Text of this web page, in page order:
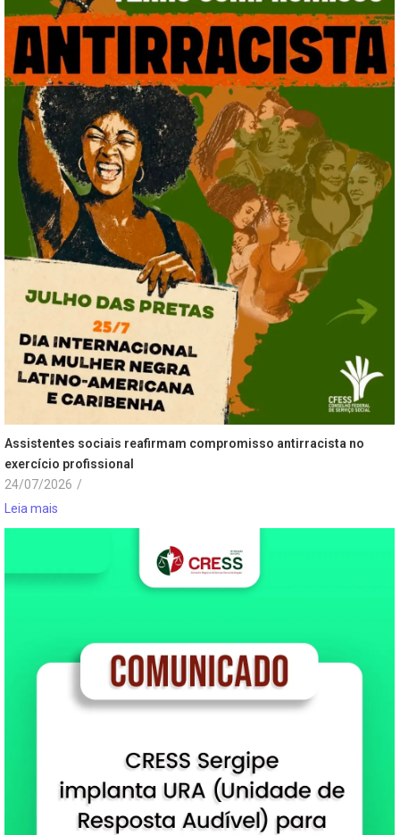
Assistentes sociais reafirmam compromisso antirracista no
exercício profissional
24/07/2026 /
Leia mais